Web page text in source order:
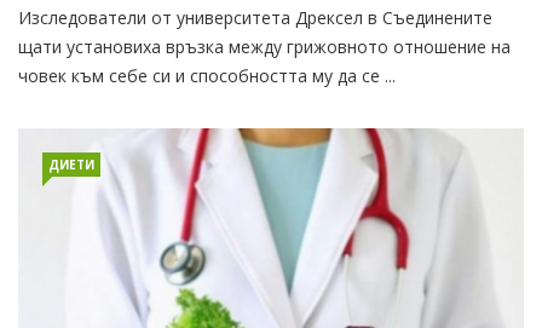
Изследователи от университета Дрексел в Съединените
щати установиха връзка между грижовното отношение на
човек към себе си и способността му да се ...
ДИЕТИ